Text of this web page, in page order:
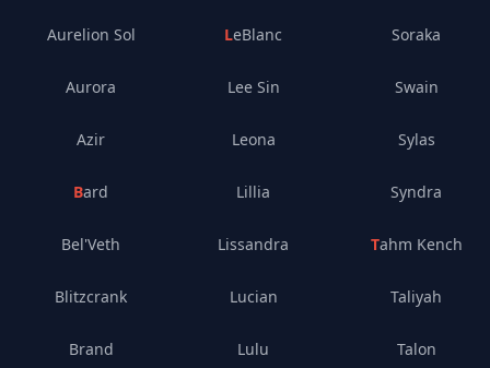
Aurelion Sol
Aurora
Azir
Bard
Bel'Veth
Blitzcrank
Brand
LeBlanc
Lee Sin
Leona
Lillia
Lissandra
Lucian
Lulu
Soraka
Swain
Sylas
Syndra
Tahm Kench
Taliyah
Talon